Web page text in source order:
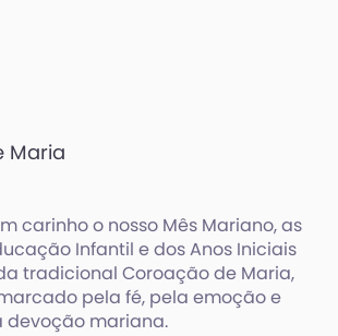
Maria
carinho o nosso Mês Mariano, as
Infantil e dos Anos Iniciais
tradicional Coroação de Maria,
pela fé, pela emoção e
devoção mariana.